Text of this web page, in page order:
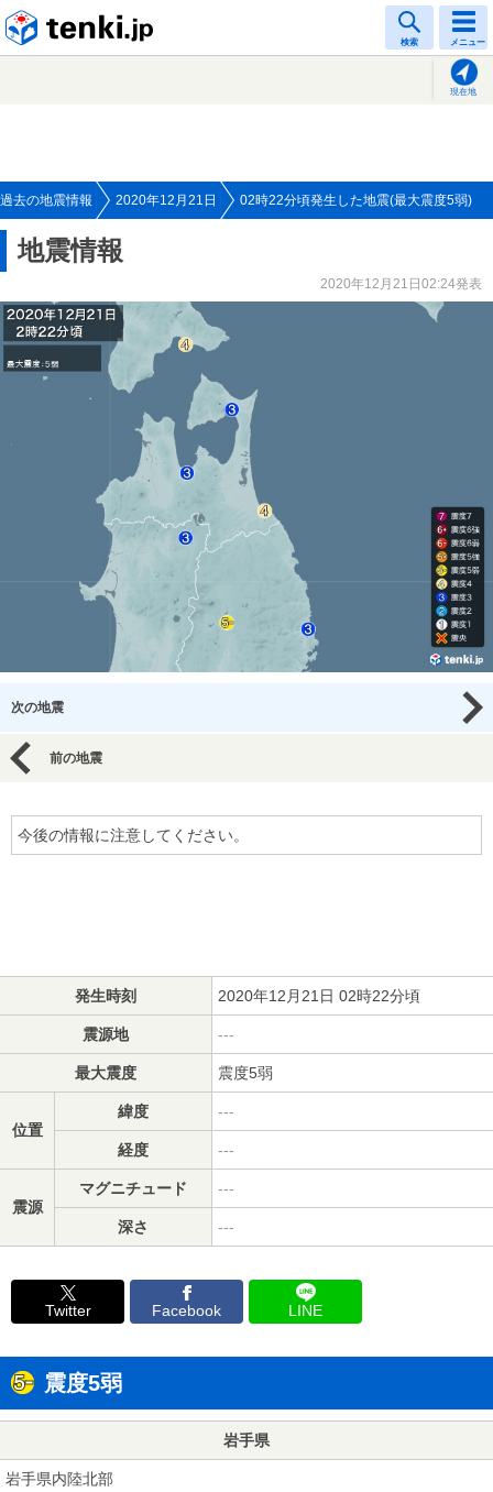
検索 メニュー
現在地
過去の地震情報 2020年12月21日 02時22分頃発生した地震(最大震度5弱)
地震情報
2020年12月21日02:24発表
次の地震
前の地震
今後の情報に注意してください。
発生時刻 2020年12月21日 02時22分頃
震源地 ---
最大震度 震度5弱
位置
緯度 ---
経度 ---
震源
マグニチュード ---
深さ ---
Twitter Facebook LINE
震度5弱
岩手県
岩手県内陸北部